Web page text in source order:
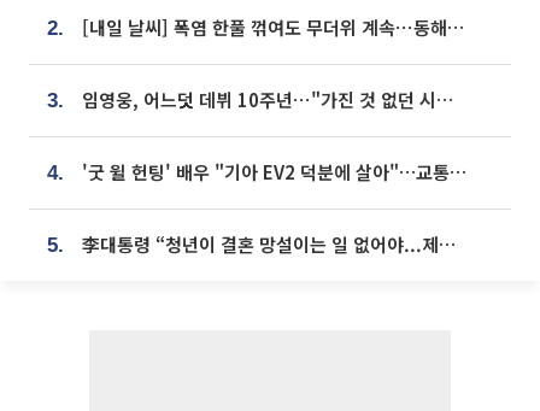
2. [내일 날씨] 폭염 한풀 꺾여도 무더위 계속⋯동해안 이틀 연속 비
3. 임영웅, 어느덧 데뷔 10주년⋯"가진 것 없던 시절, 내 앞엔 20명의 팬뿐"
4. '굿 윌 헌팅' 배우 "기아 EV2 덕분에 살아"…교통사고 후 안전성 극찬
5. 李대통령 “청년이 결혼 망설이는 일 없어야...제도상 불이익 조사”